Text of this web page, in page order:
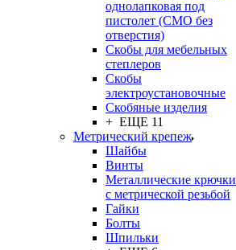
однолапковая под
пистолет (СМО без
отверстия)
Скобы для мебельных
степлеров
Скобы
электроустановочные
Скобяные изделия
+ ЕЩЕ 11
Метрический крепеж
Шайбы
Винты
Металлические крючки
с метрической резьбой
Гайки
Болты
Шпильки